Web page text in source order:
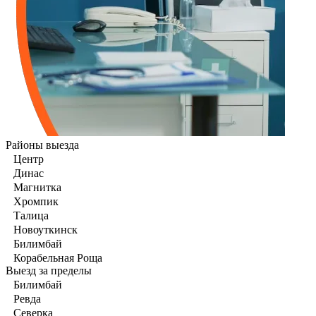
Районы выезда
Центр
Динас
Магнитка
Хромпик
Талица
Новоуткинск
Билимбай
Корабельная Роща
Выезд за пределы
Билимбай
Ревда
Северка